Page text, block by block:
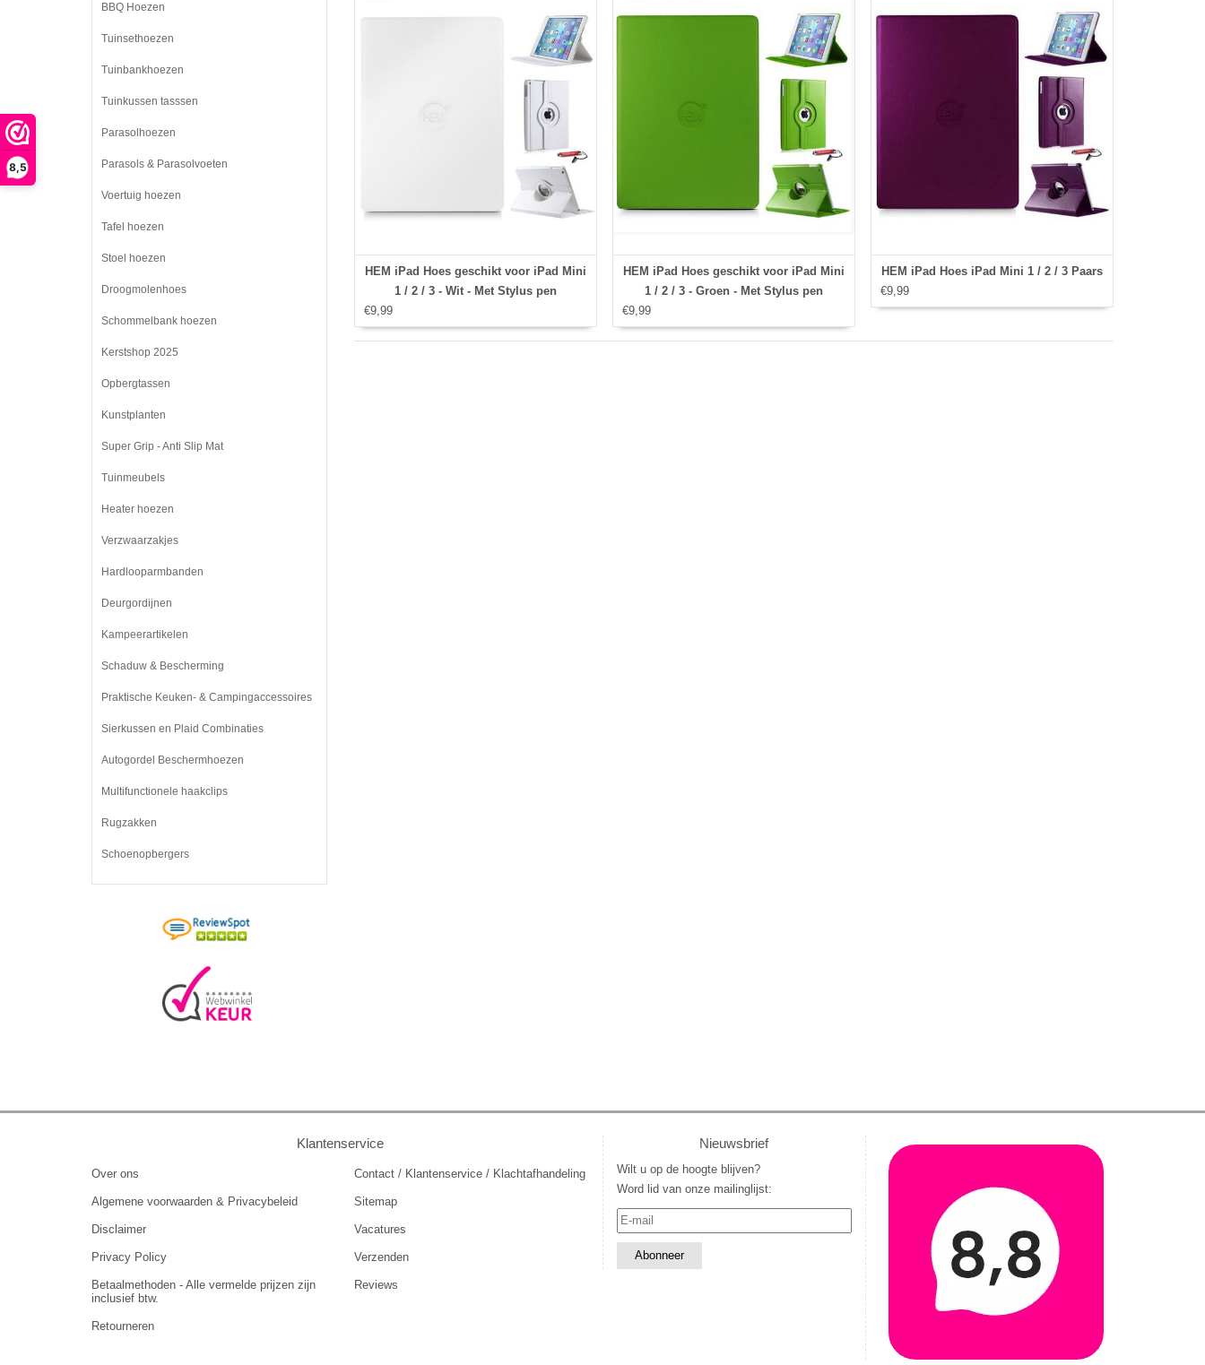
8,5
HEM iPad Hoes geschikt voor iPad Mini
1 / 2 / 3 - Wit - Met Stylus pen
€9,99
HEM iPad Hoes geschikt voor iPad Mini
1 / 2 / 3 - Groen - Met Stylus pen
€9,99
HEM iPad Hoes iPad Mini 1 / 2 / 3 Paars
€9,99
BBQ Hoezen
Tuinsethoezen
Tuinbankhoezen
Tuinkussen tasssen
Parasolhoezen
Parasols & Parasolvoeten
Voertuig hoezen
Tafel hoezen
Stoel hoezen
Droogmolenhoes
Schommelbank hoezen
Kerstshop 2025
Opbergtassen
Kunstplanten
Super Grip - Anti Slip Mat
Tuinmeubels
Heater hoezen
Verzwaarzakjes
Hardlooparmbanden
Deurgordijnen
Kampeerartikelen
Schaduw & Bescherming
Praktische Keuken- & Campingaccessoires
Sierkussen en Plaid Combinaties
Autogordel Beschermhoezen
Multifunctionele haakclips
Rugzakken
Schoenopbergers
Klantenservice
Over ons
Algemene voorwaarden & Privacybeleid
Disclaimer
Privacy Policy
Betaalmethoden - Alle vermelde prijzen zijn
inclusief btw.
Retourneren
Contact / Klantenservice / Klachtafhandeling
Sitemap
Vacatures
Verzenden
Reviews
Nieuwsbrief
Wilt u op de hoogte blijven?
Word lid van onze mailinglijst: